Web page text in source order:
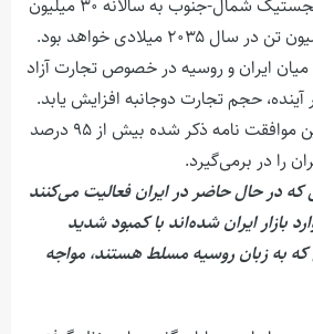
میلادی ظرفیت کریدور لجستیک شمال-جنوب به سالانه ۳۰ میلیون
تن افزایش یابد و ۳۵ میلیون تن در سال ۲۰۳۵ میلادی خواهد بود.
ایران و روسیه در خصوص تجارت آزاد
حجم تجارت دوجانبه افزایش یابد.
امتیازات طرفین که در این موافقت نامه ذکر شده بیش از ۹۵ درصد
را در برمی‌گیرد.
در حال حاضر در ایران فعالیت می‌کنند
بازار ایران شده‌اند با کمبود شدید
به زبان روسیه مسلط هستند، مواجه